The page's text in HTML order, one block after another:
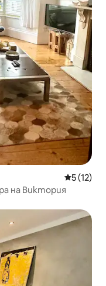
Средна
5 (12)
на Виктория